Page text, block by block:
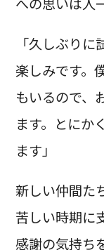
「久しぶり
楽しみです。
もいるので、
ます。とにか
ます」
新しい仲間た
苦しい時期に
感謝の気持ち